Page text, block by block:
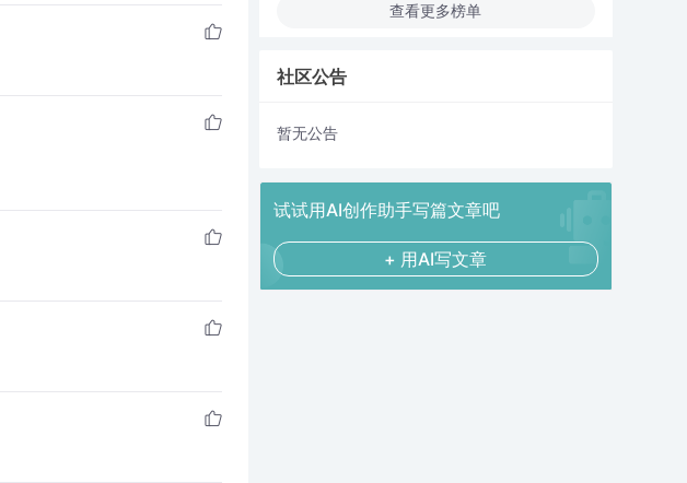
查看更多榜单
社区公告
暂无公告
试试用AI创作助手写篇文章吧
+ 用AI写文章